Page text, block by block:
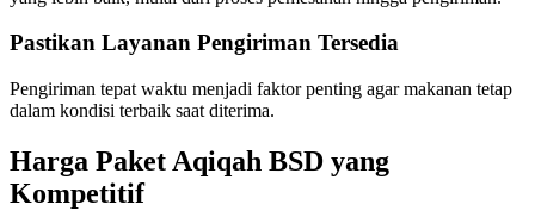
Pastikan Layanan Pengiriman Tersedia
Pengiriman tepat waktu menjadi faktor penting agar makanan tetap
dalam kondisi terbaik saat diterima.
Harga Paket Aqiqah BSD yang
Kompetitif